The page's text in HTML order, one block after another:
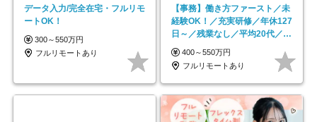
データ入力/完全在宅・フルリモ
ートOK！
300～550万円
フルリモートあり
【事務】働き方ファースト／未
経験OK！／充実研修／年休127
日～／残業なし／平均20代／リ
モートOK
400～550万円
フルリモートあり